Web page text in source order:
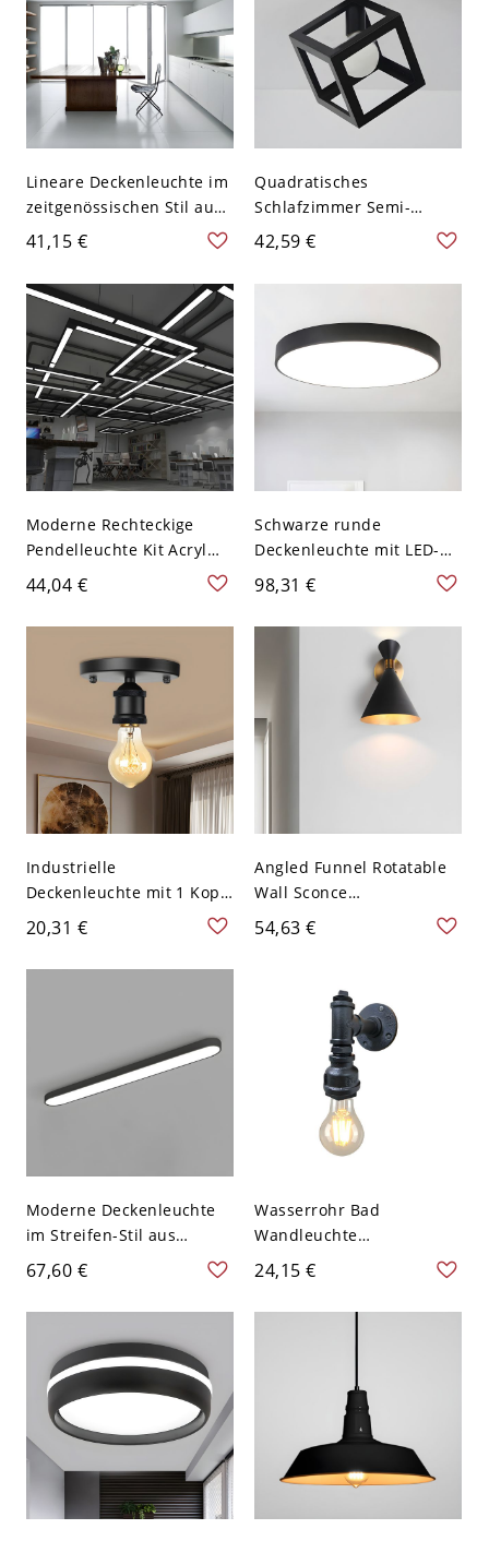
Lineare Deckenleuchte im
zeitgenössischen Stil aus
schwarzem Aluminium
mit LED-Lichtquelle für
die Küche, 23,5" breit
41,15 €
Quadratisches
Schlafzimmer Semi-
Flushmount
Zeitgenössisches Metall 1
Birne Schwarze
42,59 €
Moderne Rechteckige
Pendelleuchte Kit Acryl
LED Sporthalle
Abwärtsbeleuchtung in
Schwarz - 110V-120V
44,04 €
Schwarze runde
Deckenleuchte mit LED-
Beleuchtung und
Acrylglas in Weiß,
modernes Design, 9"
98,31 €
Industrielle
Deckenleuchte mit 1 Kopf
in Schwarz
20,31 €
Angled Funnel Rotatable
Wall Sconce
Contemporary Metal 1
Bulb White/Black-Brass
Room - Schwarz 110V-
54,63 €
Moderne Deckenleuchte
im Streifen-Stil aus
Aluminium mit LED-
Technologie für das Büro -
110V-120V 62,23 cm
Schwarz Weißlicht
67,60 €
Wasserrohr Bad
Wandleuchte
Industriemetall 1-Licht
Schwarz Wandmontierte
Beleuchtungsideen
24,15 €